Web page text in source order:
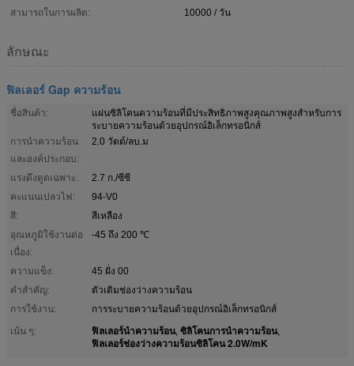
สามารถในการผลิต:
10000 / วัน
ลักษณะ
ฟิลเลอร์ Gap ความร้อน
ชื่อสินค้า:
แผ่นซิลิโคนความร้อนที่มีประสิทธิภาพสูงคุณภาพสูงสำหรับการ
ระบายความร้อนด้วยอุปกรณ์อิเล็กทรอนิกส์
การนำความร้อน
และองค์ประกอบ:
2.0 วัตต์/ลบ.ม
แรงดึงดูดเฉพาะ:
2.7 ก./ซีซี
คะแนนเปลวไฟ:
94-V0
สี:
สีเหลือง
อุณหภูมิใช้งานต่อ
เนื่อง:
-45 ถึง 200 ℃
ความแข็ง:
45 ฝั่ง 00
คําสําคัญ:
ตัวเติมช่องว่างความร้อน
การใช้งาน:
การระบายความร้อนด้วยอุปกรณ์อิเล็กทรอนิกส์
เน้น ๆ:
ฟิลเลอร์นำความร้อน, ซิลิโคนการนำความร้อน,
ฟิลเลอร์ช่องว่างความร้อนซิลิโคน 2.0W/mK